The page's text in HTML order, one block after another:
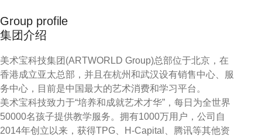
Group profile
集团介绍
美术宝科技集团(ARTWORLD Group)总部位于北京，在
香港成立亚太总部，并且在杭州和武汉设有销售中心、服
务中心，目前是中国最大的艺术消费和学习平台。
美术宝科技致力于“培养和成就艺术才华”，每日为全世界
50000名孩子提供教学服务。拥有1000万用户，公司自
2014年创立以来，获得TPG、H-Capital、腾讯等其他资